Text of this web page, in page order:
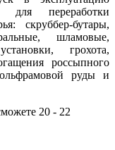
для переработки
скруббер-бутары,
шламовые,
грохота,
россыпного
руды и
20 - 22